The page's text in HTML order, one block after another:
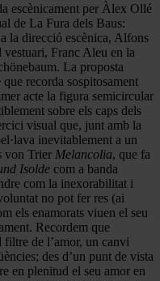
escènicament per Àlex Ollé
de La Fura dels Baus:
la direcció escènica, Alfons
vestuari, Franc Aleu en la
La proposta
recorda sospitosament
acte la figura semicircular
sobre els caps dels
visual que, junt amb la
inevitablement a un
von Trier Melancolia, que fa
Isolde com a banda
com la inexorabilitat i
no pot fer res (ai
els enamorats viuen el seu
Recordem que
de l’amor, un canvi
des d’un punt de vista
en plenitud el seu amor en